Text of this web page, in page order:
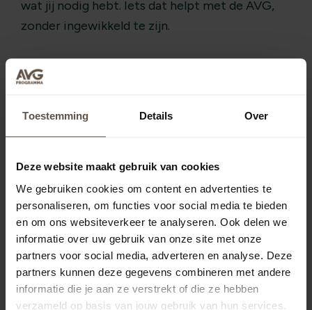
Toestemming Details Over
Deze website maakt gebruik van cookies
We gebruiken cookies om content en advertenties te
personaliseren, om functies voor social media te bieden
en om ons websiteverkeer te analyseren. Ook delen we
informatie over uw gebruik van onze site met onze
partners voor social media, adverteren en analyse. Deze
partners kunnen deze gegevens combineren met andere
informatie die je aan ze verstrekt of die ze hebben
verzameld op basis van jouw gebruik van hun services.
wat jij nodig hebt. Iets dat helpt met de AVG,
zonder ingewikkeld te zijn.
Veel zzp’ers en mkb-bedrijven hebben al
ontdekt hoe fijn ons programma werkt. We
bieden begrijpelijke uitleg en persoonlijke
merken hoe onze ondersteuning helpt. Met
AVG-support.nl krijg je de hulp en tools die je
nodig hebt. Zo kun je met een gerust hart doen
waar je goed in bent: je bedrijf succesvol
runnen.